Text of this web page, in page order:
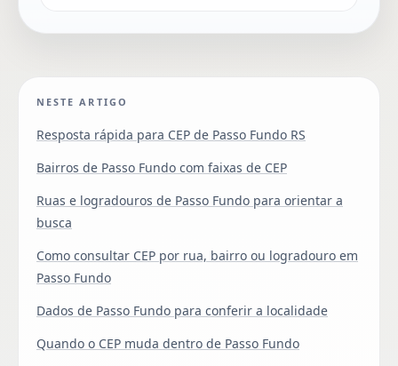
NESTE ARTIGO
Resposta rápida para CEP de Passo Fundo RS
Bairros de Passo Fundo com faixas de CEP
Ruas e logradouros de Passo Fundo para orientar a
busca
Como consultar CEP por rua, bairro ou logradouro em
Passo Fundo
Dados de Passo Fundo para conferir a localidade
Quando o CEP muda dentro de Passo Fundo